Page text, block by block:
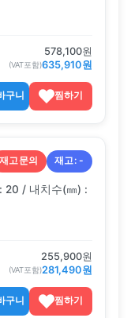
578,100원
(VAT포함)635,910원
구니 찜하기
재고문의 재고:-
20 / 내치수(㎜) :
255,900원
(VAT포함)281,490원
구니 찜하기